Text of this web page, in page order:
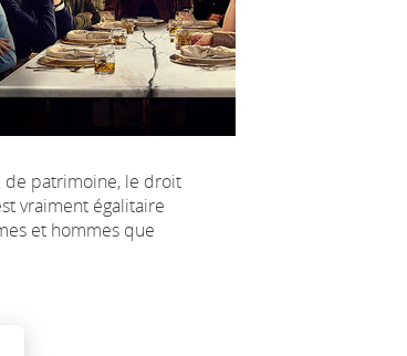
de patrimoine, le droit
vraiment égalitaire
et hommes que